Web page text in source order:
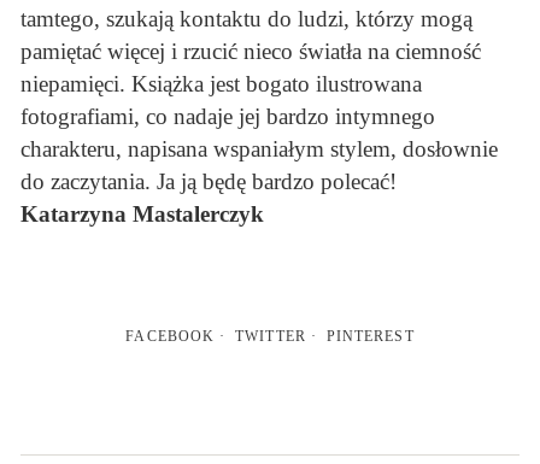
tamtego, szukają kontaktu do ludzi, którzy mogą
pamiętać więcej i rzucić nieco światła na ciemność
niepamięci. Książka jest bogato ilustrowana
fotografiami, co nadaje jej bardzo intymnego
charakteru, napisana wspaniałym stylem, dosłownie
do zaczytania. Ja ją będę bardzo polecać!
Katarzyna Mastalerczyk
FACEBOOK TWITTER PINTEREST